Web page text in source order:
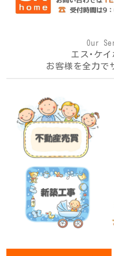
Our
エス･ケイ
お客様を全力で